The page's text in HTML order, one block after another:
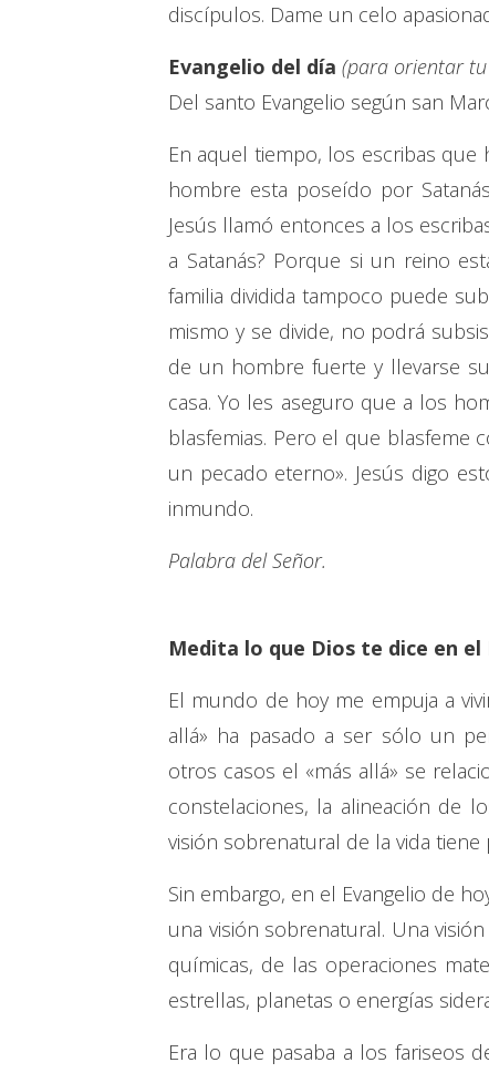
discípulos. Dame un celo
Evangelio del día (para orientar
Del santo Evangelio según san
En aquel tiempo, los escribas que
hombre esta poseído por
Jesús llamó entonces a los
a Satanás? Porque si un reino
familia dividida tampoco puede
mismo y se divide, no podrá
de un hombre fuerte y llevarse
casa. Yo les aseguro que a los
blasfemias. Pero el que blasfeme
un pecado eterno». Jesús digo
inmundo.
Palabra del Señor.
Medita lo que Dios te dice en el
El mundo de hoy me empuja a
allá» ha pasado a ser sólo un
otros casos el «más allá» se
constelaciones, la alineación de
visión sobrenatural de la vida
Sin embargo, en el Evangelio de
una visión sobrenatural. Una
químicas, de las operaciones
estrellas, planetas o energías
Era lo que pasaba a los fariseos